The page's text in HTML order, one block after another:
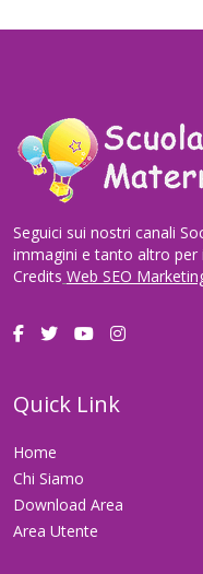
Seguici sui nostri canali
immagini e tanto altro per
Credits Web SEO
Quick Link
Home
Chi Siamo
Download Area
Area Utente